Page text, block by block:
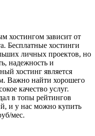
хостингом зависит от
Бесплатные хостинги
личных проектов, но
надежность и
хостинг является
Важно найти хорошего
качество услуг.
в топы рейтингов
и у нас можно купить
мес.